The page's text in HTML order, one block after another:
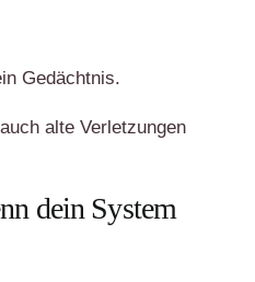
Gedächtnis.
alte Verletzungen
dein System